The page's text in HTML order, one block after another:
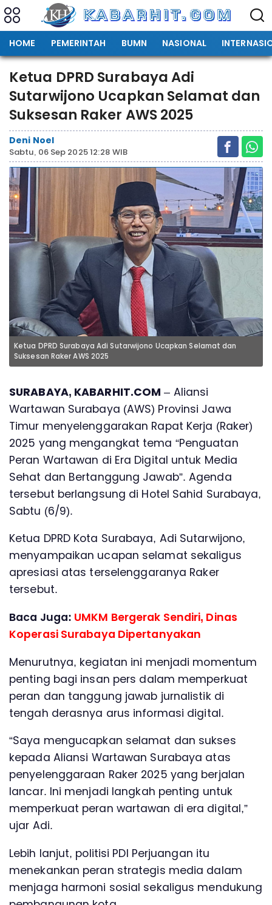
HOME PEMERINTAH BUMN NASIONAL
Ketua DPRD Surabaya Adi
Sutarwijono Ucapkan Selamat dan
Suksesan Raker AWS 2025
Deni Noel
Sabtu, 06 Sep 2025 12:28 WIB
Ketua DPRD Surabaya Adi Sutarwijono Ucapkan Selamat dan
Suksesan Raker AWS 2025
SURABAYA, KABARHIT.COM – Aliansi
Wartawan Surabaya (AWS) Provinsi Jawa
Timur menyelenggarakan Rapat Kerja (Raker)
2025 yang mengangkat tema “Penguatan
Peran Wartawan di Era Digital untuk Media
Sehat dan Bertanggung Jawab”. Agenda
tersebut berlangsung di Hotel Sahid Surabaya,
Sabtu (6/9).
Ketua DPRD Kota Surabaya, Adi Sutarwijono,
menyampaikan ucapan selamat sekaligus
apresiasi atas terselenggaranya Raker
tersebut.
Baca Juga: UMKM Bergerak Sendiri, Dinas
Koperasi Surabaya Dipertanyakan
Menurutnya, kegiatan ini menjadi momentum
penting bagi insan pers dalam memperkuat
peran dan tanggung jawab jurnalistik di
tengah derasnya arus informasi digital.
“Saya mengucapkan selamat dan sukses
kepada Aliansi Wartawan Surabaya atas
penyelenggaraan Raker 2025 yang berjalan
lancar. Ini menjadi langkah penting untuk
memperkuat peran wartawan di era digital,”
ujar Adi.
Lebih lanjut, politisi PDI Perjuangan itu
menekankan peran strategis media dalam
menjaga harmoni sosial sekaligus mendukung